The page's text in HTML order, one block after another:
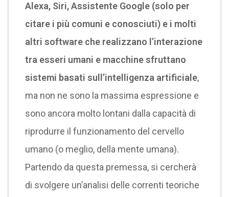
Alexa, Siri, Assistente Google (solo per
citare i più comuni e conosciuti) e i molti
altri software che realizzano l’interazione
tra esseri umani e macchine sfruttano
sistemi basati sull’intelligenza artificiale,
ma non ne sono la massima espressione e
sono ancora molto lontani dalla capacità di
riprodurre il funzionamento del cervello
umano (o meglio, della mente umana).
Partendo da questa premessa, si cercherà
di svolgere un’analisi delle correnti teoriche